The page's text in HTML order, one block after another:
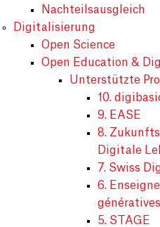
Nachteilsausgleich
Digitalisierung
Open Science
Open Education &
Unterstützte
10.
9. EASE
8.
Digitale
7. Swiss
6.
génératives
5. STAGE